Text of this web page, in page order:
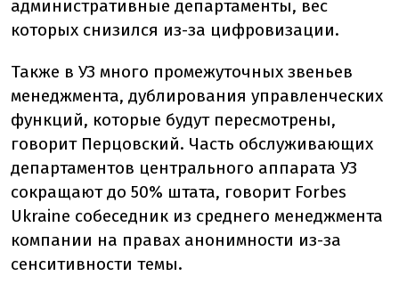
административные департаменты, вес
которых снизился из-за цифровизации.
Также в УЗ много промежуточных звеньев
менеджмента, дублирования управленческих
функций, которые будут пересмотрены,
говорит Перцовский. Часть обслуживающих
департаментов центрального аппарата УЗ
сокращают до 50% штата, говорит Forbes
Ukraine собеседник из среднего менеджмента
компании на правах анонимности из-за
сенситивности темы.